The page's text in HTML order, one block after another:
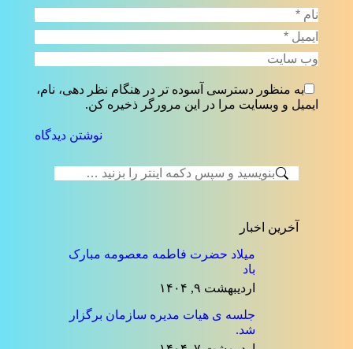
نام *
ایمیل *
وب سایت
به منظور دسترسی آسوده تر در هنگام نظر دهی، نام،
ایمیل و وبسایت مرا در این مرورگر ذخیره کن.
نوشتن دیدگاه
جستجو:
آخرین اخبار
میلاد حضرت فاطمه معصومه مبارک
باد
اردیبهشت ۹, ۱۴۰۴
جلسه ی هیات مدیره سازمان برگزار
شد.